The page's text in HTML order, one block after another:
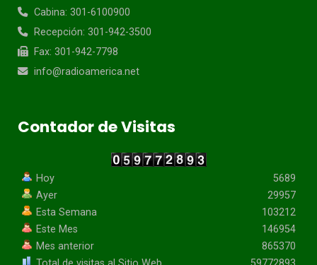
Cabina: 301-6100900
Recepción: 301-942-3500
Fax: 301-942-7798
info@radioamerica.net
Contador de Visitas
Hoy
Ayer
Esta Semana
Este Mes
Mes anterior
5689
29957
103212
146954
865370